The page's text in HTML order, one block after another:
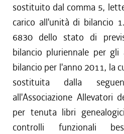
sostituito dal comma 5,
carico all'unità di bilancio
6830 dello stato di
bilancio pluriennale per
bilancio per l'anno 2011, la
sostituita dalla
all'Associazione Allevatori
per tenuta libri
controlli funzionali